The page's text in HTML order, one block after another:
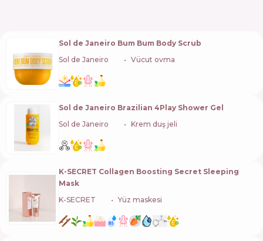
Sol de Janeiro Bum Bum Body Scrub
Sol de Janeiro
Vücut ovma
Sol de Janeiro Brazilian 4Play Shower Gel
Sol de Janeiro
Krem duş jeli
K-SECRET Collagen Boosting Secret Sleeping
Mask
K-SECRET
Yüz maskesi